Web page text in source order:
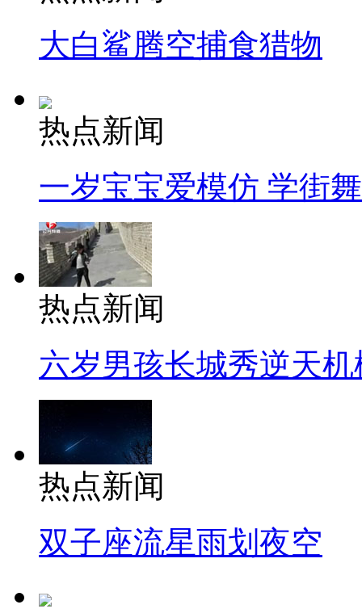
大白鲨腾空捕食猎物
热点新闻
一岁宝宝爱模仿 学街
热点新闻
六岁男孩长城秀逆天机
热点新闻
双子座流星雨划夜空